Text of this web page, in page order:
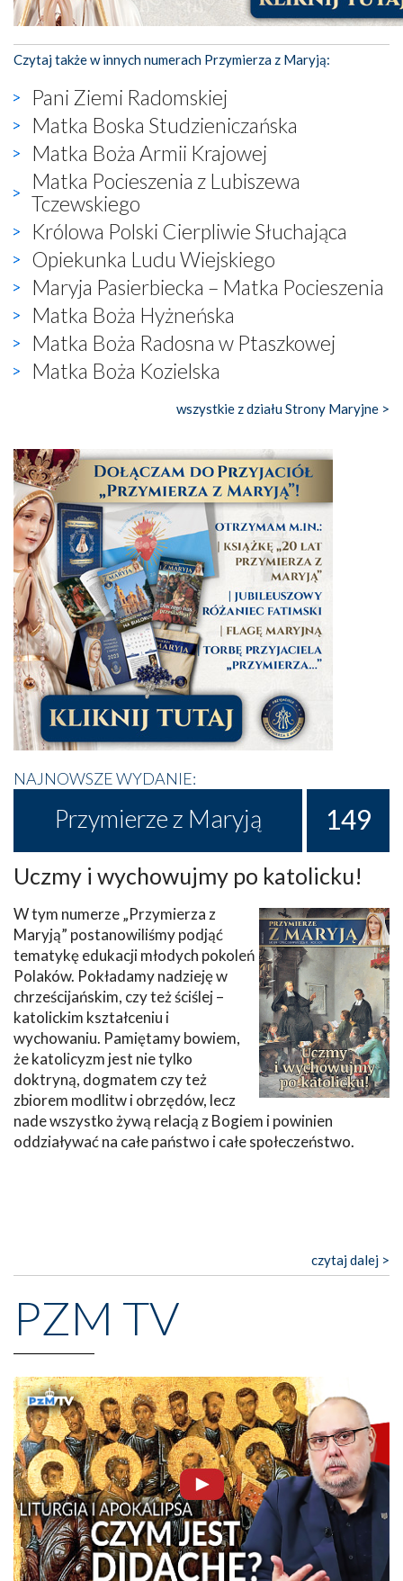
Czytaj także w innych numerach Przymierza z Maryją:
Pani Ziemi Radomskiej
Matka Boska Studzieniczańska
Matka Boża Armii Krajowej
Matka Pocieszenia z Lubiszewa
Tczewskiego
Królowa Polski Cierpliwie Słuchająca
Opiekunka Ludu Wiejskiego
Maryja Pasierbiecka – Matka Pocieszenia
Matka Boża Hyżneńska
Matka Boża Radosna w Ptaszkowej
Matka Boża Kozielska
wszystkie z działu Strony Maryjne >
NAJNOWSZE WYDANIE:
Przymierze z Maryją 149
Uczmy i wychowujmy po katolicku!
W tym numerze „Przymierza z
Maryją” postanowiliśmy podjąć
tematykę edukacji młodych pokoleń
Polaków. Pokładamy nadzieję w
chrześcijańskim, czy też ściślej –
katolickim kształceniu i
wychowaniu. Pamiętamy bowiem,
że katolicyzm jest nie tylko
doktryną, dogmatem czy też
zbiorem modlitw i obrzędów, lecz
nade wszystko żywą relacją z Bogiem i powinien
oddziaływać na całe państwo i całe społeczeństwo.
czytaj dalej >
PZM TV